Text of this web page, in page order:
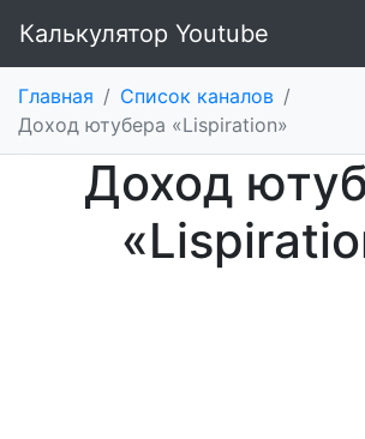
Калькулятор Youtube
Главная / Список каналов /
Доход ютубера «Lispiration»
Доход